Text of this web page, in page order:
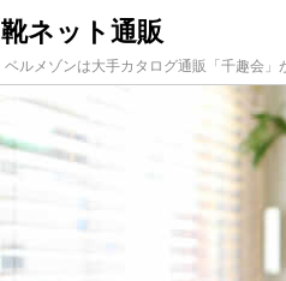
靴ネット通販
ベルメゾンは大手カタログ通販「千趣会